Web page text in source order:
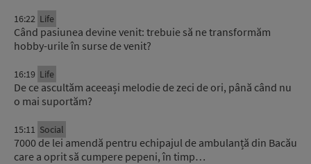
16:22 Life
Când pasiunea devine venit: trebuie să ne transformăm
hobby-urile în surse de venit?
16:19 Life
De ce ascultăm aceeași melodie de zeci de ori, până când nu
o mai suportăm?
15:11 Social
7000 de lei amendă pentru echipajul de ambulanță din Bacău
care a oprit să cumpere pepeni, în timp…